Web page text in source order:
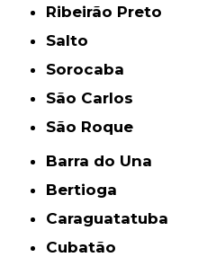
Ribeirão Preto
Salto
Sorocaba
São Carlos
São Roque
Barra do Una
Bertioga
Caraguatatuba
Cubatão